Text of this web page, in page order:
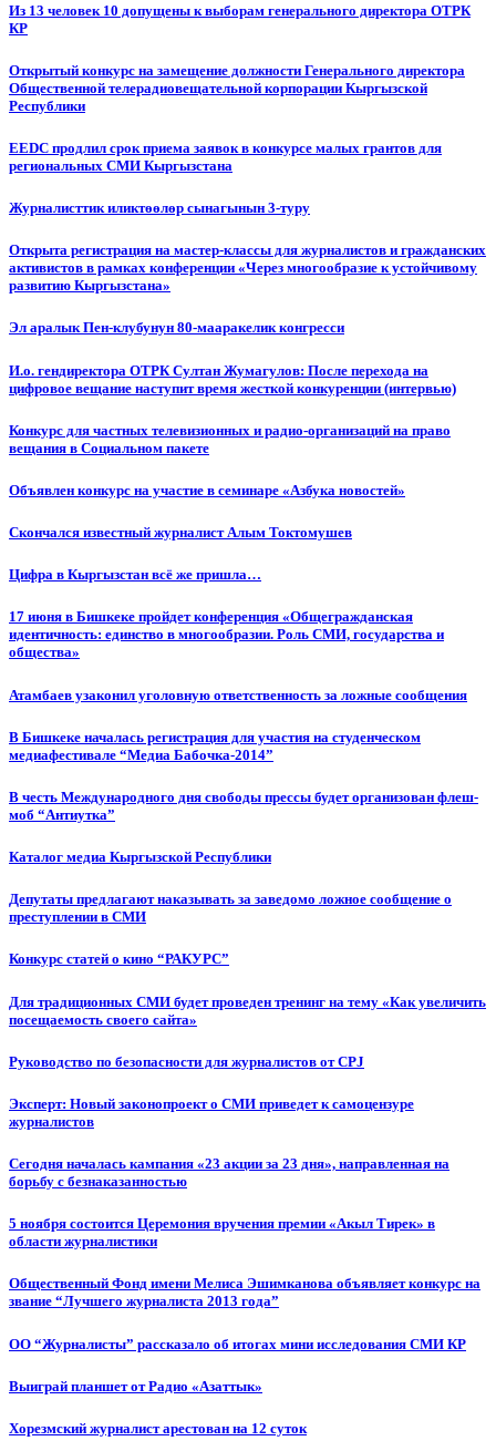
Из 13 человек 10 допущены к выборам генерального директора ОТРК
КР
Открытый конкурс на замещение должности Генерального директора
Общественной телерадиовещательной корпорации Кыргызской
Республики
EEDC продлил срок приема заявок в конкурсе малых грантов для
региональных СМИ Кыргызстана
Журналисттик иликтөөлөр сынагынын 3-туру
Открыта регистрация на мастер-классы для журналистов и гражданских
активистов в рамках конференции «Через многообразие к устойчивому
развитию Кыргызстана»
Эл аралык Пен-клубунун 80-мааракелик конгресси
И.о. гендиректора ОТРК Султан Жумагулов: После перехода на
цифровое вещание наступит время жесткой конкуренции (интервью)
Конкурс для частных телевизионных и радио-организаций на право
вещания в Социальном пакете
Объявлен конкурс на участие в семинаре «Азбука новостей»
Cкончался известный журналист Алым Токтомушев
Цифра в Кыргызстан всё же пришла…
17 июня в Бишкеке пройдет конференция «Общегражданская
идентичность: единство в многообразии. Роль СМИ, государства и
общества»
Атамбаев узаконил уголовную ответственность за ложные сообщения
В Бишкеке началась регистрация для участия на студенческом
медиафестивале “Медиа Бабочка-2014”
В честь Международного дня свободы прессы будет организован флеш-
моб “Антиутка”
Каталог медиа Кыргызской Республики
Депутаты предлагают наказывать за заведомо ложное сообщение о
преступлении в СМИ
Конкурс статей о кино “РАКУРС”
Для традиционных СМИ будет проведен тренинг на тему «Как увеличить
посещаемость своего сайта»
Руководство по безопасности для журналистов от CPJ
Эксперт: Новый законопроект о СМИ приведет к самоцензуре
журналистов
Сегодня началась кампания «23 акции за 23 дня», направленная на
борьбу с безнаказанностью
5 ноября состоится Церемония вручения премии «Акыл Тирек» в
области журналистики
Общественный Фонд имени Мелиса Эшимканова объявляет конкурс на
звание “Лучшего журналиста 2013 года”
ОО “Журналисты” рассказало об итогах мини исследования СМИ КР
Выиграй планшет от Радио «Азаттык»
Хорезмский журналист арестован на 12 суток